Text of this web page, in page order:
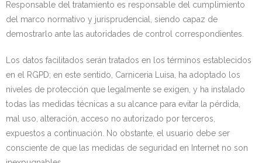
Responsable del tratamiento es responsable del cumplimiento
del marco normativo y jurisprudencial, siendo capaz de
demostrarlo ante las autoridades de control correspondientes.
Los datos facilitados serán tratados en los términos establecidos
en el RGPD; en este sentido, Carniceria Luisa, ha adoptado los
niveles de protección que legalmente se exigen, y ha instalado
todas las medidas técnicas a su alcance para evitar la pérdida,
mal uso, alteración, acceso no autorizado por terceros,
expuestos a continuación. No obstante, el usuario debe ser
consciente de que las medidas de seguridad en Internet no son